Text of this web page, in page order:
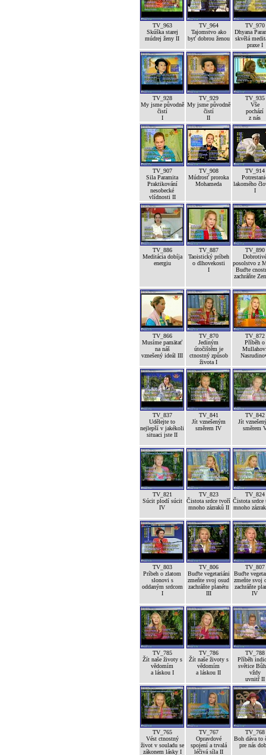
TV_963
Skúška starej
múdrej ženy II
TV_964
Tajomstvo ako
byť dobrou ženou
TV_970
Dhyana
skvělá
praxe I
TV_928
My jsme původně
čistí
I
TV_929
My jsme původně
čistí
II
TV_935
Vše
pochází
z nás
TV_907
Sila Paramita
Praktikování
nesobecké
vlídnosti II
TV_908
Múdrosť proroka
Mohameda
TV_914
lakomého
I
TV_886
Meditácia dobíja
energiu
TV_887
Taoistický príbeh
o dlhovekosti
I
TV_890
Dobrotivé
posolstvo z
Buďte
zachráňte
TV_866
Musíme pamätať
na náš
vznešený ideál III
TV_870
Jediným
útočištěm je
ctnostný způsob
života I
TV_872
Příběh o
TV_837
Udělejte to
nejlepší v jakékoli
situaci jste II
TV_841
Jít vznešeným
směrem IV
TV_842
Jít
směrem
TV_821
Súcit plodí súcit
IV
TV_823
Čistota srdce tvoří
mnoho zázraků II
TV_824
Čistota srdce
mnoho
TV_803
Príbeh o zlatom
slonovi s
oddaným srdcom
I
TV_806
Buďte vegetariáni
zmeňte svoj osud
zachráňte planétu
III
TV_807
Buďte
zmeňte svoj
zachráňte
IV
TV_785
Žít naše životy s
vědomím
a láskou I
TV_786
Žít naše životy s
vědomím
a láskou II
TV_788
Příběh
světice
vždy
uvnitř II
TV_765
Vést ctnostný
život v souladu se
zákonem lásky I
TV_767
Opravdové
spojení a trvalá
léčivá síla II
TV_768
Boh dáva to
pre nás